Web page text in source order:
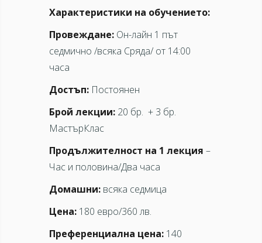
Характеристики на обучението:
Провеждане: Он-лайн 1 път
седмично /всяка Сряда/ от 14:00
часа
Достъп: Постоянен
Брой лекции: 20 бр. + 3 бр.
МастърКлас
Продължителност на 1 лекция –
Час и половина/Два часа
Домашни: всяка седмица
Цена: 180 евро/360 лв.
Преференциална цена: 140